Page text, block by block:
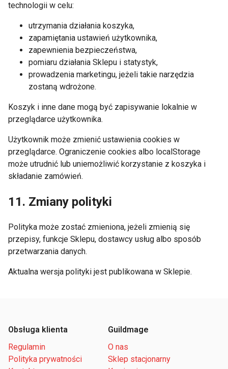
technologii w celu:
utrzymania działania koszyka,
zapamiętania ustawień użytkownika,
zapewnienia bezpieczeństwa,
pomiaru działania Sklepu i statystyk,
prowadzenia marketingu, jeżeli takie narzędzia
zostaną wdrożone.
Koszyk i inne dane mogą być zapisywanie lokalnie w
przeglądarce użytkownika.
Użytkownik może zmienić ustawienia cookies w
przeglądarce. Ograniczenie cookies albo localStorage
może utrudnić lub uniemożliwić korzystanie z koszyka i
składanie zamówień.
11. Zmiany polityki
Polityka może zostać zmieniona, jeżeli zmienią się
przepisy, funkcje Sklepu, dostawcy usług albo sposób
przetwarzania danych.
Aktualna wersja polityki jest publikowana w Sklepie.
Obsługa klienta
Regulamin
Polityka prywatności
Guildmage
O nas
Sklep stacjonarny